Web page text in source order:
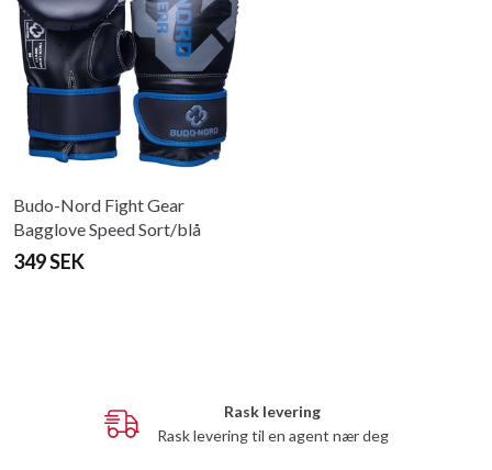
Budo-Nord Fight Gear
Bagglove Speed ​​​​Sort/blå
349 SEK
Rask levering
Rask levering til en agent nær deg